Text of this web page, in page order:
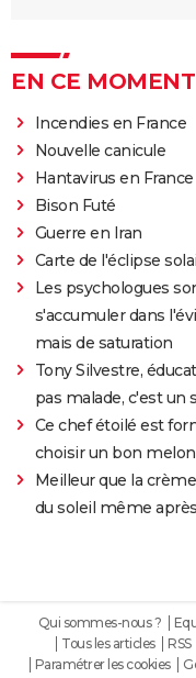
EN CE MOMENT
Incendies en France
Nouvelle canicule
Hantavirus en France
Bison Futé
Guerre en Iran
Carte de l'éclipse
Les psychologues
s'accumuler dans
mais de saturation
Tony Silvestre,
pas malade, c'est un
Ce chef étoilé est
choisir un bon melon
Meilleur que la
du soleil même
Qui sommes-nous ?
Tous les articles
RSS
Paramétrer les cookies